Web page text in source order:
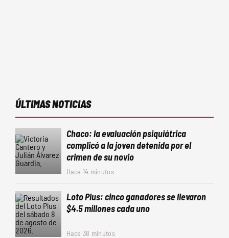
ÚLTIMAS NOTICIAS
Chaco: la evaluación psiquiátrica
complicó a la joven detenida por el
crimen de su novio
Hace 14 minutos
Loto Plus: cinco ganadores se llevaron
$4.5 millones cada uno
Hace 38 minutos